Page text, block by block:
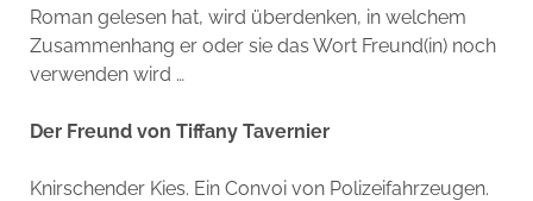
Roman gelesen hat, wird überdenken, in welchem
Zusammenhang er oder sie das Wort Freund(in) noch
verwenden wird …
Der Freund von Tiffany Tavernier
Knirschender Kies. Ein Convoi von Polizeifahrzeugen.